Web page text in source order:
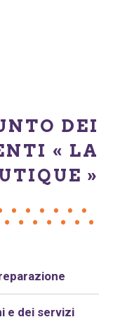
DEI
« LA
»
e dei servizi